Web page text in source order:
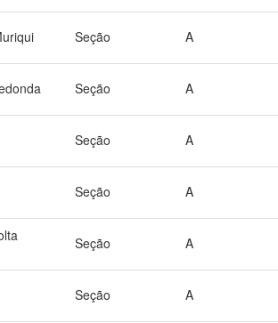
Seção A
Seção A
Seção A
Seção A
Seção A
Seção A